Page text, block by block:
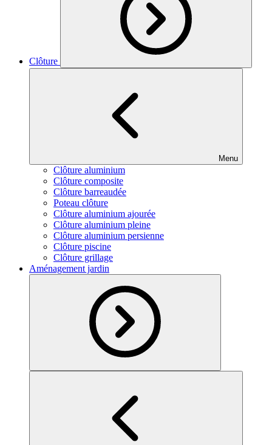
Clôture
Menu
Clôture aluminium
Clôture composite
Clôture barreaudée
Poteau clôture
Clôture aluminium ajourée
Clôture aluminium pleine
Clôture aluminium persienne
Clôture piscine
Clôture grillage
Aménagement jardin